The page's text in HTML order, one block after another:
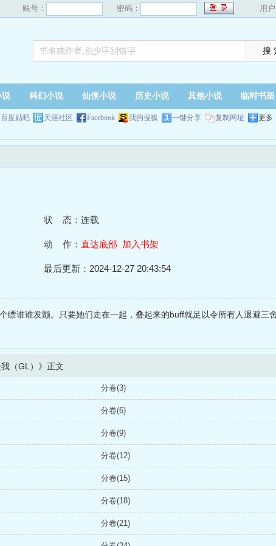
账号： 密码： 用
说 科幻小说 仙侠小说 历史小说 其他小说 临时书架
百度贴吧 天涯社区 Facebook 我的搜狐 一键分享 复制网址 更多
状 态：连载
动 作： 直达底部 加入书架
最后更新：2024-12-27 20:43:54
谁谁发颤。只要她们走在一起，叠起来的buff就足以令所有人退避三舍
我（GL）》正文
分卷(3)
分卷(6)
分卷(9)
分卷(12)
分卷(15)
分卷(18)
分卷(21)